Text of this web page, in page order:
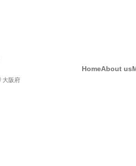
大阪府
HomeAbout us